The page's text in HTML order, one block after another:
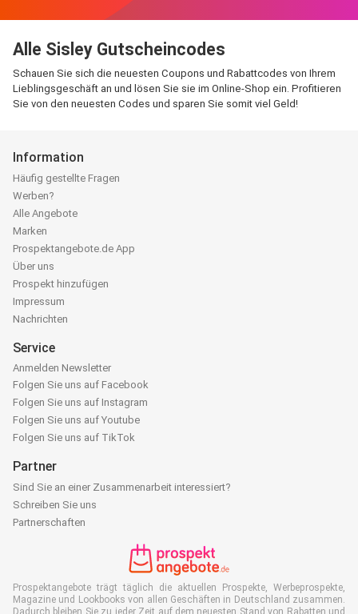
Alle Sisley Gutscheincodes
Schauen Sie sich die neuesten Coupons und Rabattcodes von Ihrem
Lieblingsgeschäft an und lösen Sie sie im Online-Shop ein. Profitieren
Sie von den neuesten Codes und sparen Sie somit viel Geld!
Information
Häufig gestellte Fragen
Werben?
Alle Angebote
Marken
Prospektangebote.de App
Über uns
Prospekt hinzufügen
Impressum
Nachrichten
Service
Anmelden Newsletter
Folgen Sie uns auf Facebook
Folgen Sie uns auf Instagram
Folgen Sie uns auf Youtube
Folgen Sie uns auf TikTok
Partner
Sind Sie an einer Zusammenarbeit interessiert?
Schreiben Sie uns
Partnerschaften
Prospektangebote trägt täglich die aktuellen Prospekte, Werbeprospekte,
Magazine und Lookbooks von allen Geschäften in Deutschland zusammen.
Dadurch bleiben Sie zu jeder Zeit auf dem neuesten Stand von Rabatten und